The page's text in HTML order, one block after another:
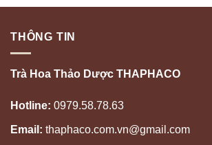
THÔNG TIN
Trà Hoa Thảo Dược THAPHACO
Hotline: 0979.58.78.63
Email: thaphaco.com.vn@gmail.com